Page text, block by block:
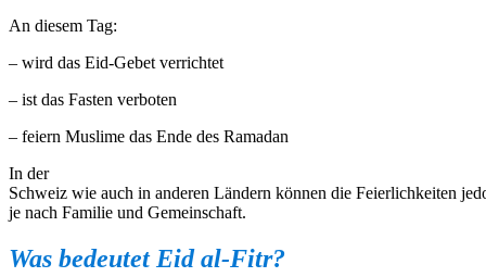
An diesem Tag:
– wird das Eid-Gebet verrichtet
– ist das Fasten verboten
– feiern Muslime das Ende des Ramadan
In der
Schweiz wie auch in anderen Ländern können die Feierlichkeiten
je nach Familie und Gemeinschaft.
Was bedeutetEid al-Fitr?